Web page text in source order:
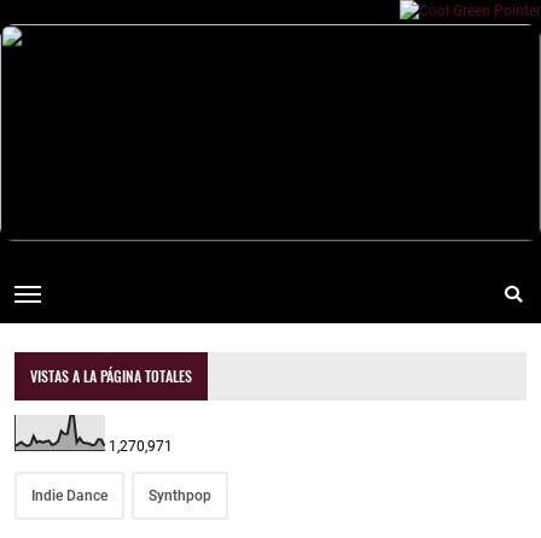
VISTAS A LA PÁGINA TOTALES
1,270,971
Indie Dance Synthpop